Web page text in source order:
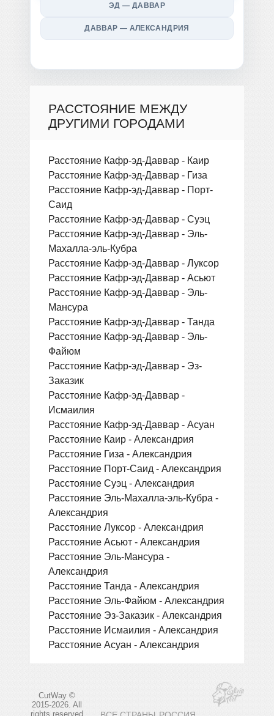
ЭД — ДАВВАР
ДАВВАР — АЛЕКСАНДРИЯ
РАССТОЯНИЕ МЕЖДУ
ДРУГИМИ ГОРОДАМИ
Расстояние Кафр-эд-Даввар - Каир
Расстояние Кафр-эд-Даввар - Гиза
Расстояние Кафр-эд-Даввар - Порт-
Саид
Расстояние Кафр-эд-Даввар - Суэц
Расстояние Кафр-эд-Даввар - Эль-
Махалла-эль-Кубра
Расстояние Кафр-эд-Даввар - Луксор
Расстояние Кафр-эд-Даввар - Асьют
Расстояние Кафр-эд-Даввар - Эль-
Мансура
Расстояние Кафр-эд-Даввар - Танда
Расстояние Кафр-эд-Даввар - Эль-
Файюм
Расстояние Кафр-эд-Даввар - Эз-
Заказик
Расстояние Кафр-эд-Даввар -
Исмаилия
Расстояние Кафр-эд-Даввар - Асуан
Расстояние Каир - Александрия
Расстояние Гиза - Александрия
Расстояние Порт-Саид - Александрия
Расстояние Суэц - Александрия
Расстояние Эль-Махалла-эль-Кубра -
Александрия
Расстояние Луксор - Александрия
Расстояние Асьют - Александрия
Расстояние Эль-Мансура -
Александрия
Расстояние Танда - Александрия
Расстояние Эль-Файюм - Александрия
Расстояние Эз-Заказик - Александрия
Расстояние Исмаилия - Александрия
Расстояние Асуан - Александрия
CutWay ©
2015-2026. All
rights reserved